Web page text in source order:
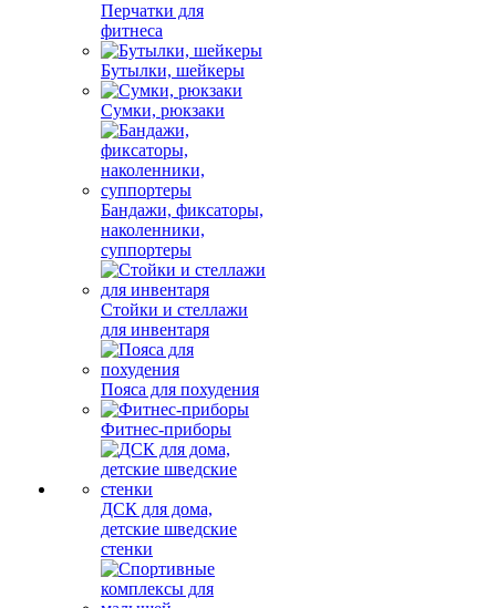
Перчатки для
фитнеса
Бутылки, шейкеры
Сумки, рюкзаки
Бандажи, фиксаторы,
наколенники,
суппортеры
Стойки и стеллажи
для инвентаря
Пояса для похудения
Фитнес-приборы
ДСК для дома,
детские шведские
стенки